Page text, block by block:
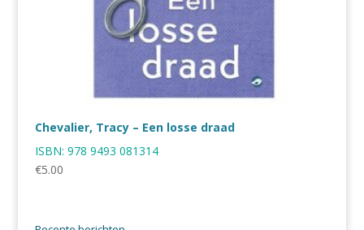
Chevalier, Tracy – Een losse draad
ISBN: 978 9493 081314
€5.00